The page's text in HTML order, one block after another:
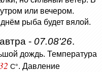
или вечером.
рыба будет вялой.
- 07.08'26.
дождь. Температура
C°. Давление